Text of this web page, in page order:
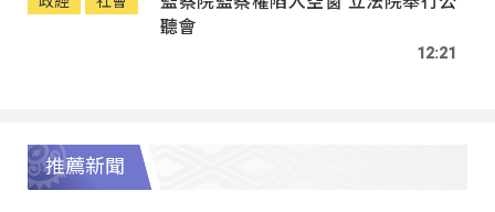
聽會
12:21
推薦新聞